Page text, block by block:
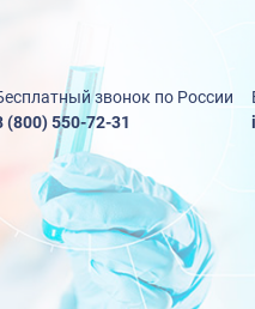
звонок по России
(800) 550-72-31